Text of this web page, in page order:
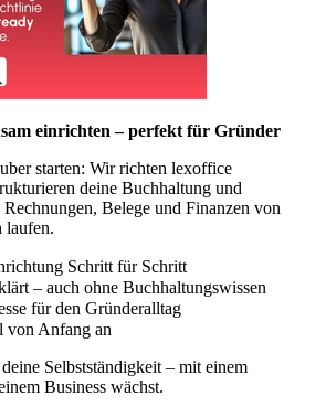
einrichten – perfekt für Gründer
starten: Wir richten lexoffice
deine Buchhaltung und
Rechnungen, Belege und Finanzen von
laufen.
Schritt für Schritt
– auch ohne Buchhaltungswissen
für den Gründeralltag
Anfang an
Selbstständigkeit – mit einem
Business wächst.